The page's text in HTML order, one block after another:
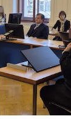
& Co KG 2026